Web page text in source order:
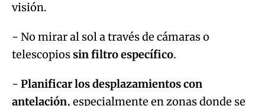
visión.
- No mirar al sol a través de cámaras o
telescopiossin filtro específico.
- Planificar los desplazamientos con
antelación, especialmente en zonas donde se